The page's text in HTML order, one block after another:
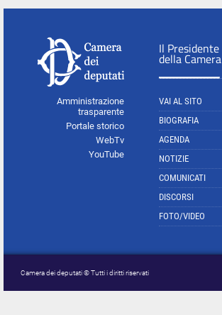
Amministrazione
trasparente
Portale storico
WebTv
YouTube
Il Presidente
della Camera
VAI AL SITO
BIOGRAFIA
AGENDA
NOTIZIE
COMUNICATI
DISCORSI
FOTO/VIDEO
Camera dei deputati © Tutti i diritti riservati